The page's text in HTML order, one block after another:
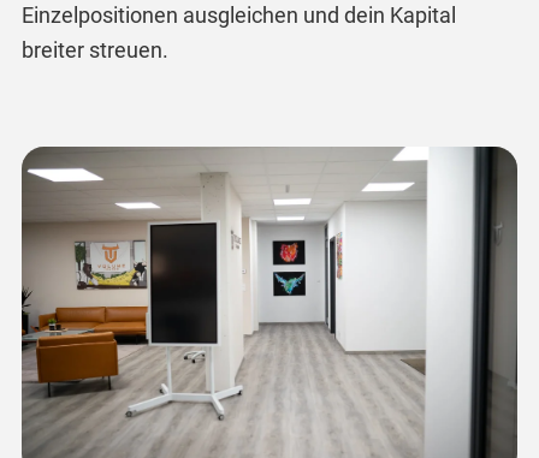
Einzelpositionen ausgleichen und dein Kapital
breiter streuen.